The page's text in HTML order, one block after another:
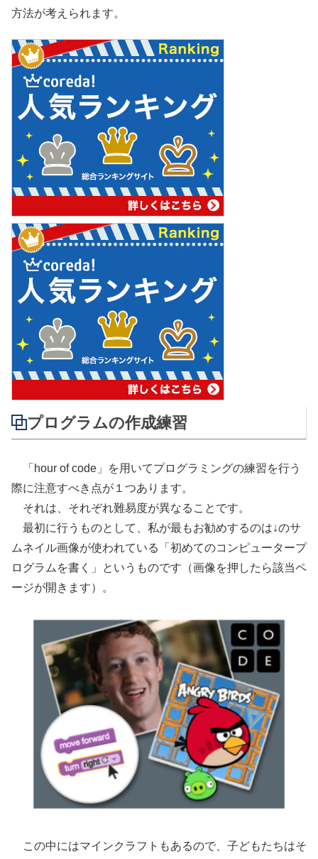
方法が考えられます。
プログラムの作成練習
「hour of code」を用いてプログラミングの練習を行う
際に注意すべき点が１つあります。
それは、それぞれ難易度が異なることです。
最初に行うものとして、私が最もお勧めするのは↓のサ
ムネイル画像が使われている「初めてのコンピュータープ
ログラムを書く」というものです（画像を押したら該当ペ
ージが開きます）。
この中にはマインクラフトもあるので、子どもたちはそ